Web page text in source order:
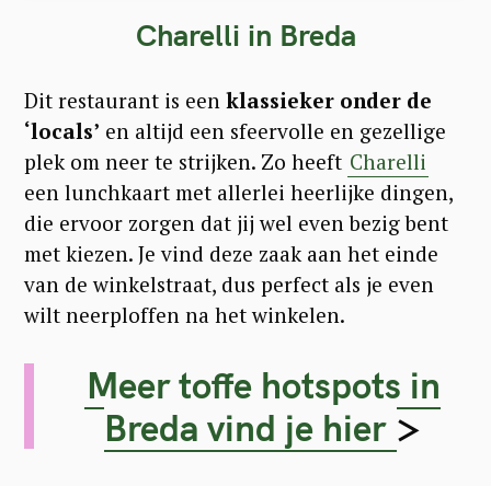
Charelli in Breda
Dit restaurant is een klassieker onder de
‘locals’ en altijd een sfeervolle en gezellige
plek om neer te strijken. Zo heeft Charelli
een lunchkaart met allerlei heerlijke dingen,
die ervoor zorgen dat jij wel even bezig bent
met kiezen. Je vind deze zaak aan het einde
van de winkelstraat, dus perfect als je even
wilt neerploffen na het winkelen.
Meer toffe hotspots in
Breda vind je hier >